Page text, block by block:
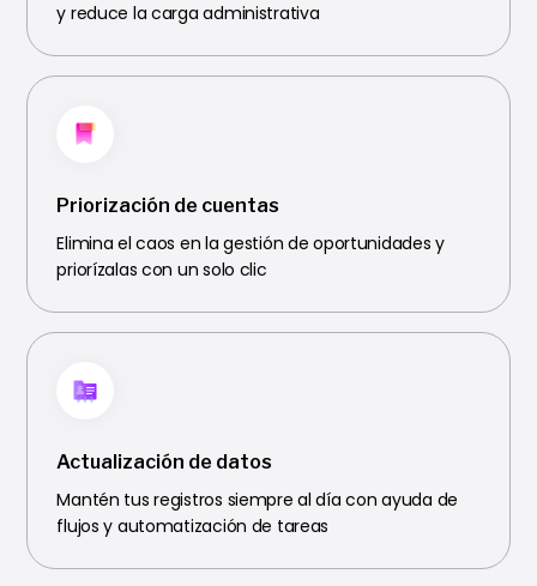
y reduce la carga administrativa
Priorización de cuentas
Elimina el caos en la gestión de oportunidades y
priorízalas con un solo clic
Actualización de datos
Mantén tus registros siempre al día con ayuda de
flujos y automatización de tareas